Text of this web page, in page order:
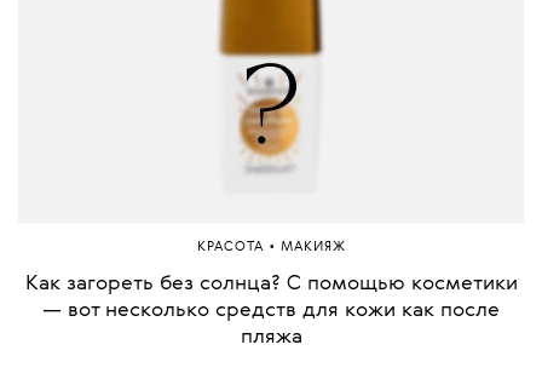
КРАСОТА • МАКИЯЖ
Как загореть без солнца? С помощью косметики
— вот несколько средств для кожи как после
пляжа